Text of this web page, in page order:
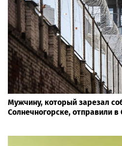
Мужчину, который зарезал
Солнечногорске, отправили